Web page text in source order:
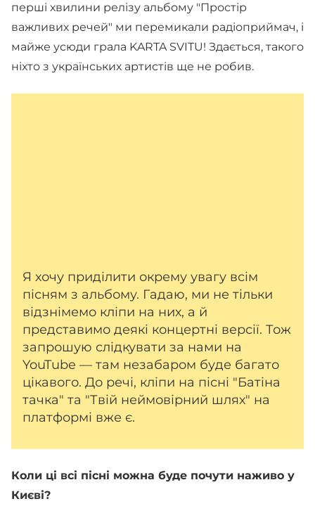
перші хвилини релізу альбому "Простір
важливих речей" ми перемикали радіоприймач, і
майже усюди грала KARTA SVITU! Здається, такого
ніхто з українських артистів ще не робив.
Я хочу приділити окрему увагу всім
пісням з альбому. Гадаю, ми не тільки
відзнімемо кліпи на них, а й
представимо деякі концертні версії. Тож
запрошую слідкувати за нами на
YouTube — там незабаром буде багато
цікавого. До речі, кліпи на пісні "Батіна
тачка" та "Твій неймовірний шлях" на
платформі вже є.
Коли ці всі пісні можна буде почути наживо у
Києві?